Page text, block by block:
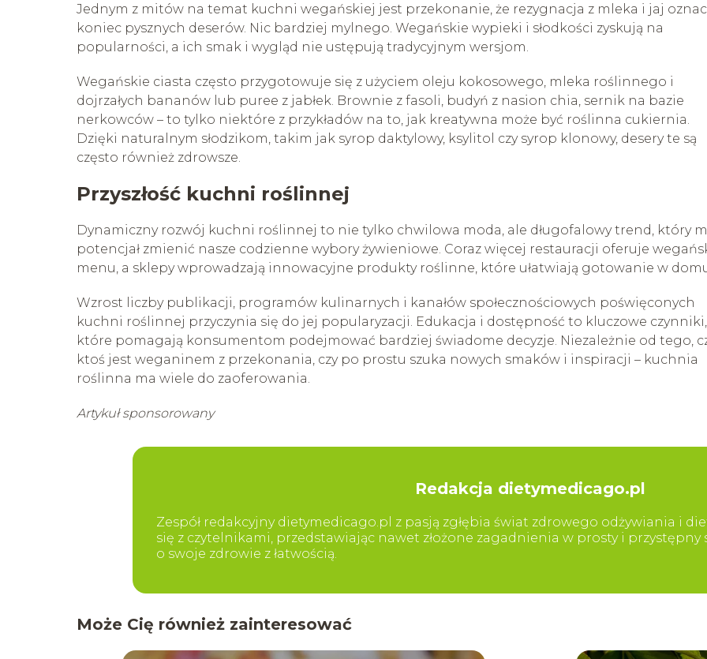
Jednym z mitów na temat kuchni wegańskiej jest przekonanie, że rezygnacja z mleka i jaj
koniec pysznych deserów. Nic bardziej mylnego. Wegańskie wypieki i słodkości zyskują na
popularności, a ich smak i wygląd nie ustępują tradycyjnym wersjom.
Wegańskie ciasta często przygotowuje się z użyciem oleju kokosowego, mleka roślinnego i
dojrzałych bananów lub puree z jabłek. Brownie z fasoli, budyń z nasion chia, sernik na bazie
nerkowców – to tylko niektóre z przykładów na to, jak kreatywna może być roślinna cukiernia.
Dzięki naturalnym słodzikom, takim jak syrop daktylowy, ksylitol czy syrop klonowy, desery te są
często również zdrowsze.
Przyszłość kuchni roślinnej
Dynamiczny rozwój kuchni roślinnej to nie tylko chwilowa moda, ale długofalowy trend, który
potencjał zmienić nasze codzienne wybory żywieniowe. Coraz więcej restauracji oferuje
menu, a sklepy wprowadzają innowacyjne produkty roślinne, które ułatwiają gotowanie w
Wzrost liczby publikacji, programów kulinarnych i kanałów społecznościowych poświęconych
kuchni roślinnej przyczynia się do jej popularyzacji. Edukacja i dostępność to kluczowe czynniki,
które pomagają konsumentom podejmować bardziej świadome decyzje. Niezależnie od tego,
ktoś jest weganinem z przekonania, czy po prostu szuka nowych smaków i inspiracji – kuchnia
roślinna ma wiele do zaoferowania.
Artykuł sponsorowany
Redakcja dietymedicago.pl
Zespół redakcyjny dietymedicago.pl z pasją zgłębia świat zdrowego odżywiania i
się z czytelnikami, przedstawiając nawet złożone zagadnienia w prosty i przystępny
o swoje zdrowie z łatwością.
Może Cię również zainteresować